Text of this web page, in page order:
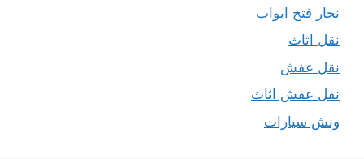
نجار فتح ابواب
نقل اثاث
نقل عفش
نقل عفش اثاث
ونش سيارات